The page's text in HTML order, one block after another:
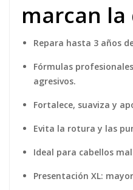
marcan
Repara hasta 3 años
Fórmulas
agresivos.
Fortalece, suaviza y
Evita la rotura y las
Ideal para cabellos
Presentación XL: